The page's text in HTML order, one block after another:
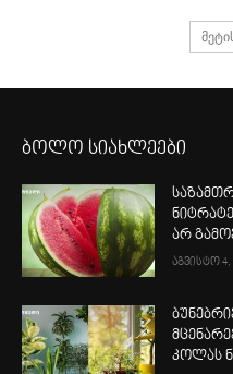
ბოლო სიახლეები
არ
აგვისტო 4,
კოლას